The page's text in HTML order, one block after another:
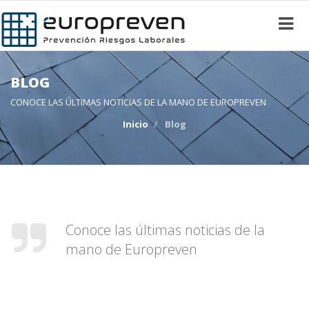
BLOG
CONOCE LAS ÚLTIMAS NOTICIAS DE LA MANO DE EUROPREVEN
Inicio
Blog
Conoce las últimas noticias de la
mano de Europreven